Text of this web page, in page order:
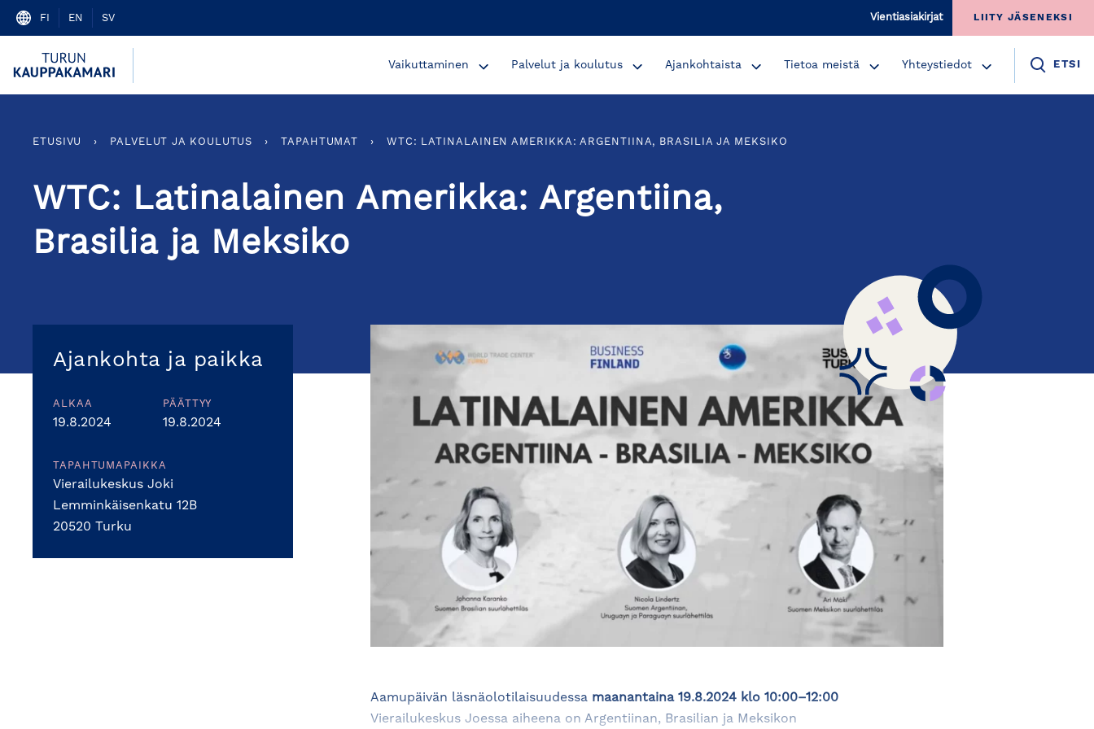
Skip
FI EN SV Vientiasiakirjat LIITY JÄSENEKSI
Vaikuttaminen Palvelut ja koulutus Ajankohtaista Tietoa meistä Yhteystiedot ETSI
ETUSIVU › PALVELUT JA KOULUTUS › TAPAHTUMAT › WTC: LATINALAINEN AMERIKKA: ARGENTIINA, BRASILIA JA MEKSIKO
WTC: Latinalainen Amerikka: Argentiina,
Brasilia ja Meksiko
Ajankohta ja paikka
ALKAA
19.8.2024
PÄÄTTYY
19.8.2024
TAPAHTUMAPAIKKA
Vierailukeskus Joki
Lemminkäisenkatu 12B
20520 Turku
Aamupäivän läsnäolotilaisuudessa maanantaina 19.8.2024 klo 10:00–12:00
Vierailukeskus Joessa aiheena on Argentiinan, Brasilian ja Meksikon